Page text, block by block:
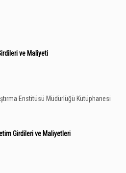
ve Maliyeti
Enstitüsü Müdürlüğü Kütüphanesi
Girdileri ve Maliyetleri